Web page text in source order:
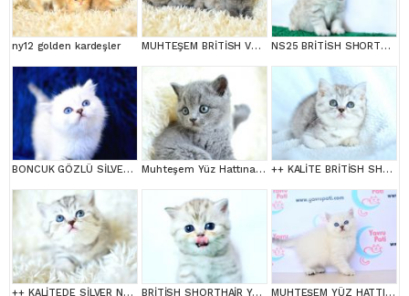
ny12 golden kardeşler MUHTEŞEM BRİTİSH VE SCOTTİSH YAVRULAR NS25 BRİTİSH SHORTHAİR
BONCUK GÖZLÜ SİLVER BRİTİSH SHORTHAİR NS1133 Muhteşem Yüz Hattına Sahip gri british shorthair ++ KALİTE BRİTİSH SHORTHAİR
++ KALİTEDE SİLVER NS24 BRİTİSH SHORTHAİR BRİTİSH SHORTHAİR YAVRUMUZ MUHTEŞEM YÜZ HATTI SİLVER BRİTİSH SHORTHAİRNS1133